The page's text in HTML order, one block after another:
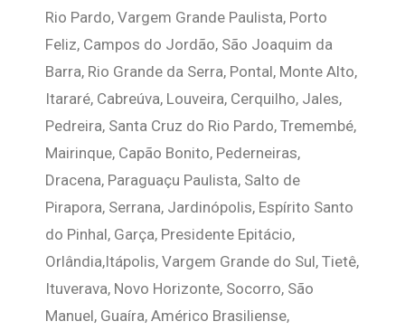
Rio Pardo, Vargem Grande Paulista, Porto
Feliz, Campos do Jordão, São Joaquim da
Barra, Rio Grande da Serra, Pontal, Monte Alto,
Itararé, Cabreúva, Louveira, Cerquilho, Jales,
Pedreira, Santa Cruz do Rio Pardo, Tremembé,
Mairinque, Capão Bonito, Pederneiras,
Dracena, Paraguaçu Paulista, Salto de
Pirapora, Serrana, Jardinópolis, Espírito Santo
do Pinhal, Garça, Presidente Epitácio,
Orlândia,Itápolis, Vargem Grande do Sul, Tietê,
Ituverava, Novo Horizonte, Socorro, São
Manuel, Guaíra, Américo Brasiliense,